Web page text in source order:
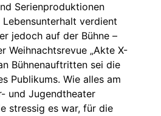
Serienproduktionen
verdient
jedoch auf der Bühne –
Weihnachtsrevue „Akte X-
Bühnenauftritten sei die
Publikums. Wie alles am
und Jugendtheater
stressig es war, für die